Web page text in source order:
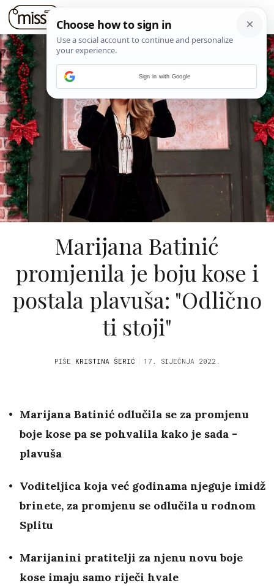
Marijana Batinić
promjenila je boju kose i
postala plavuša: "Odlično
ti stoji"
PIŠE KRISTINA ŠERIĆ 17. SIJEČNJA 2022.
Marijana Batinić odlučila se za promjenu
boje kose pa se pohvalila kako je sada -
plavuša
Voditeljica koja već godinama njeguje imidž
brinete, za promjenu se odlučila u rodnom
Splitu
Marijanini pratitelji za njenu novu boje
kose imaju samo riječi hvale
Sign in with Google